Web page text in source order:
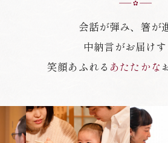
会話が弾み、箸が
中納言がお届けす
笑顔あふれる あたたかな